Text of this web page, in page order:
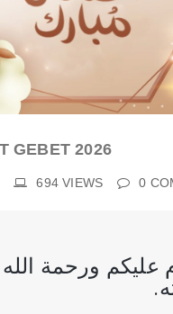
GEBET 2026
694VIEWS 0
عليكم ورحمة الله